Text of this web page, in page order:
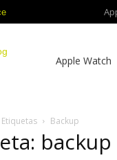
Apple Watch
Etiquetas Backup
backup